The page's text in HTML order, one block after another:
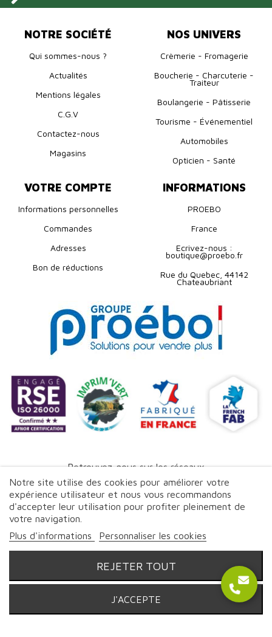
NOTRE SOCIÉTÉ
Qui sommes-nous ?
Actualités
Mentions légales
C.G.V
Contactez-nous
Magasins
NOS UNIVERS
Crèmerie - Fromagerie
Boucherie - Charcuterie -
Traiteur
Boulangerie - Pâtisserie
Tourisme - Événementiel
Automobiles
Opticien - Santé
VOTRE COMPTE
Informations personnelles
Commandes
Adresses
Bon de réductions
INFORMATIONS
PROEBO
France
Ecrivez-nous :
boutique@proebo.fr
Rue du Quebec, 44142
Chateaubriant
Notre site utilise des cookies pour améliorer votre
expérience utilisateur et nous vous recommandons
d'accepter leur utilisation pour profiter pleinement de
votre navigation.
Plus d'informations
Personnaliser les cookies
REJETER TOUT
J'ACCEPTE
Retrouvez-nous sur les réseaux
© Proebo - Promoplast - 2026 | Tous droits réservés